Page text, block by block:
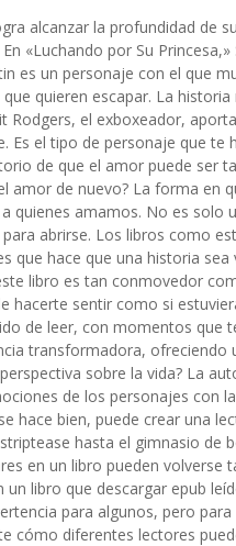
alcanzar la profundidad de
«Luchando por Su
es un personaje con el que
quieren escapar. La
el exboxeador,
el tipo de personaje que te
de que el amor puede ser
amor de nuevo? La forma en
quienes amamos. No es solo
abrirse. Los libros como
que hace que una historia
libro es tan conmovedor
hacerte sentir como si
de leer, con momentos que
transformadora, ofreciendo
sobre la vida? La
de los personajes con
hace bien, puede crear una
hasta el gimnasio de
en un libro pueden volverse
libro que descargar epub
para algunos, pero
cómo diferentes lectores